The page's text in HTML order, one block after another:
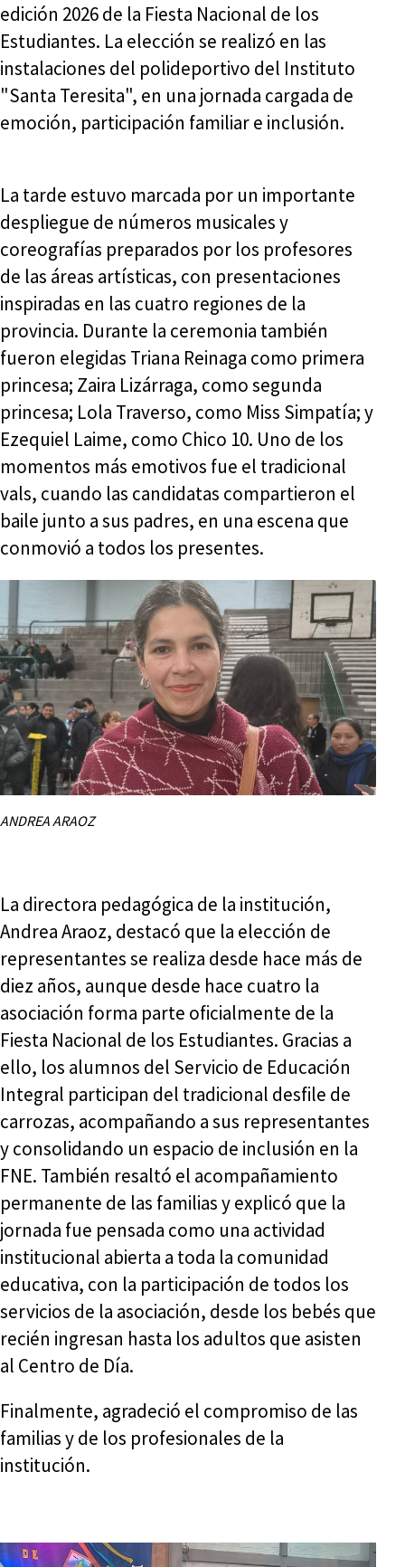
edición 2026 de la Fiesta Nacional de los
Estudiantes. La elección se realizó en las
instalaciones del polideportivo del Instituto
"Santa Teresita", en una jornada cargada de
emoción, participación familiar e inclusión.
La tarde estuvo marcada por un importante
despliegue de números musicales y
coreografías preparados por los profesores
de las áreas artísticas, con presentaciones
inspiradas en las cuatro regiones de la
provincia. Durante la ceremonia también
fueron elegidas Triana Reinaga como primera
princesa; Zaira Lizárraga, como segunda
princesa; Lola Traverso, como Miss Simpatía; y
Ezequiel Laime, como Chico 10. Uno de los
momentos más emotivos fue el tradicional
vals, cuando las candidatas compartieron el
baile junto a sus padres, en una escena que
conmovió a todos los presentes.
ANDREA ARAOZ
La directora pedagógica de la institución,
Andrea Araoz, destacó que la elección de
representantes se realiza desde hace más de
diez años, aunque desde hace cuatro la
asociación forma parte oficialmente de la
Fiesta Nacional de los Estudiantes. Gracias a
ello, los alumnos del Servicio de Educación
Integral participan del tradicional desfile de
carrozas, acompañando a sus representantes
y consolidando un espacio de inclusión en la
FNE. También resaltó el acompañamiento
permanente de las familias y explicó que la
jornada fue pensada como una actividad
institucional abierta a toda la comunidad
educativa, con la participación de todos los
servicios de la asociación, desde los bebés que
recién ingresan hasta los adultos que asisten
al Centro de Día.
Finalmente, agradeció el compromiso de las
familias y de los profesionales de la
institución.